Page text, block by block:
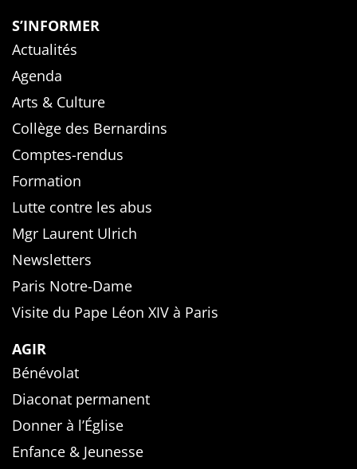
S’INFORMER
Actualités
Agenda
Arts & Culture
Collège des Bernardins
Comptes-rendus
Formation
Lutte contre les abus
Mgr Laurent Ulrich
Newsletters
Paris Notre-Dame
Visite du Pape Léon XIV à Paris
AGIR
Bénévolat
Diaconat permanent
Donner à l’Église
Enfance & Jeunesse